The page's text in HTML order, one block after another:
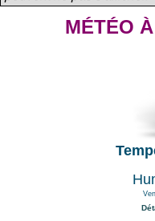
MÉTÉO